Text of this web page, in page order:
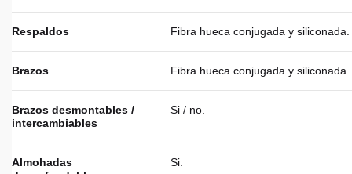
Respaldos Fibra hueca conjugada y siliconada.
Brazos Fibra hueca conjugada y siliconada.
Brazos desmontables /
intercambiables
Si / no.
Almohadas
Si.